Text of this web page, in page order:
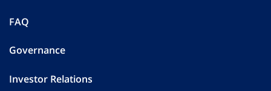
FAQ
Governance
Investor Relations